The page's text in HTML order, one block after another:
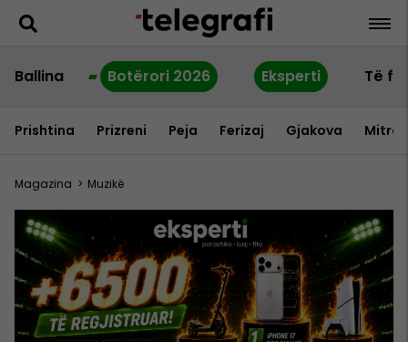
Ballina Botërori 2026 Eksperti Të
Prishtina Prizreni Peja Ferizaj Gjakova
Magazina > Muzikë